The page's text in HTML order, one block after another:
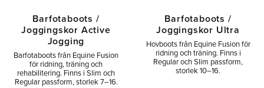
Barfotaboots /
Joggingskor Active
Jogging
Barfotaboots från Equine Fusion
för ridning, träning och
rehabilitering. Finns i Slim och
Regular passform, storlek 7–16.
Barfotaboots /
Joggingskor Ultra
Hovboots från Equine Fusion för
ridning och träning. Finns i
Regular och Slim passform,
storlek 10–16.